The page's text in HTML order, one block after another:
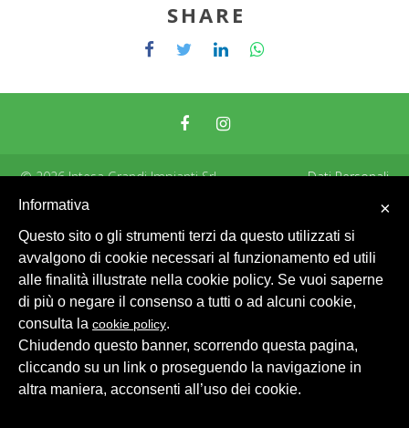
SHARE
© 2026 Intesa Grandi Impianti Srl Dati Personali
×
Informativa
Questo sito o gli strumenti terzi da questo utilizzati si
avvalgono di cookie necessari al funzionamento ed utili
alle finalità illustrate nella cookie policy. Se vuoi saperne
di più o negare il consenso a tutti o ad alcuni cookie,
consulta la cookie policy.
Chiudendo questo banner, scorrendo questa pagina,
cliccando su un link o proseguendo la navigazione in
altra maniera, acconsenti all’uso dei cookie.